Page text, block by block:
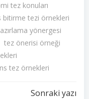
tez konuları
bitirme tezi örnekleri
yönergesi
tez önerisi örneği
tez örnekleri
Sonraki yazı